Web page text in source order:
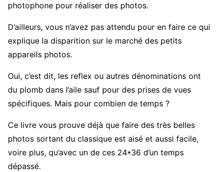
photophone pour réaliser des photos.
D’ailleurs, vous n’avez pas attendu pour en faire ce qui
explique la disparition sur le marché des petits
appareils photos.
Oui, c’est dit, les reflex ou autres dénominations ont
du plomb dans l’aile sauf pour des prises de vues
spécifiques. Mais pour combien de temps ?
Ce livre vous prouve déjà que faire des très belles
photos sortant du classique est aisé et aussi facile,
voire plus, qu’avec un de ces 24*36 d’un temps
dépassé.